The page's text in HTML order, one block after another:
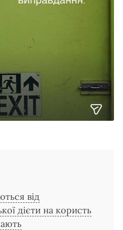
від
дієти на користь